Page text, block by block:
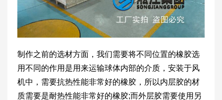
制作之前的选材方面，我们需要将不同位置的橡胶选
用不同的作用是用来运输球体内部的介质，安装于风
机中，需要抗热性能非常好的橡胶，所以内层胶的材
质需要是耐热性能非常好的橡胶;而外层胶需要使用另